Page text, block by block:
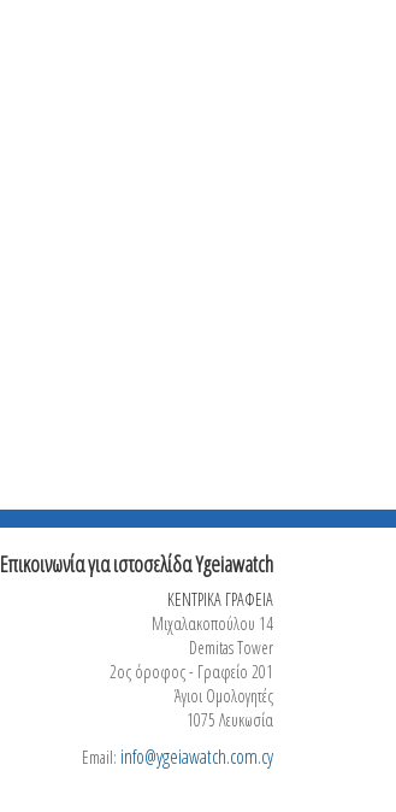
Επικοινωνία για ιστοσελίδα Ygeiawatch
ΚΕΝΤΡΙΚΑ ΓΡΑΦΕΙΑ
Μιχαλακοπούλου 14
Demitas Tower
2ος όροφος - Γραφείο 201
Άγιοι Ομολογητές
1075 Λευκωσία
Email: info@ygeiawatch.com.cy